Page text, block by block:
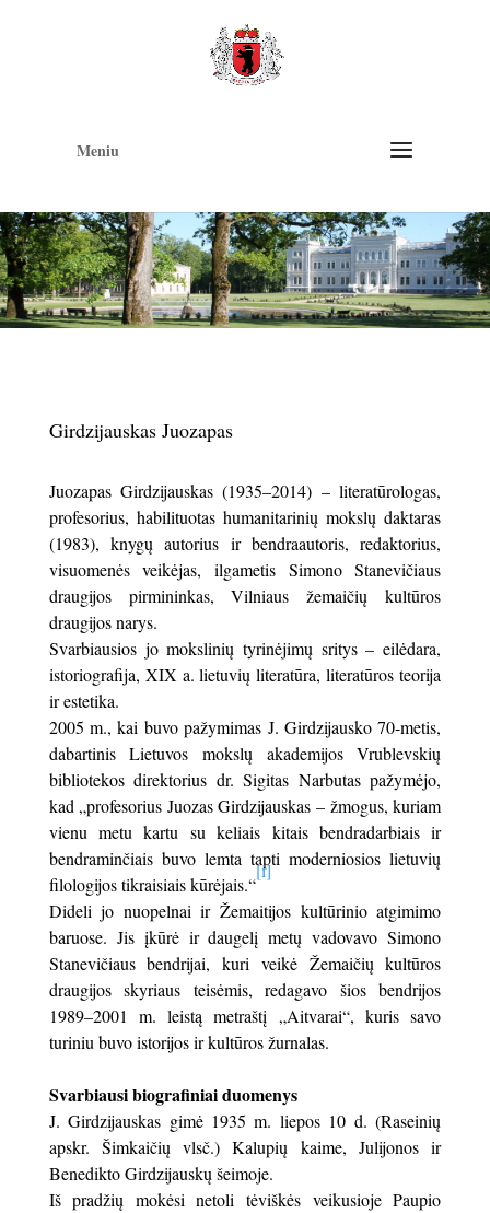
Meniu
Girdzijauskas Juozapas
Juozapas Girdzijauskas (1935–2014) – literatūrologas,
profesorius, habilituotas humanitarinių mokslų daktaras
(1983), knygų autorius ir bendraautoris, redaktorius,
visuomenės veikėjas, ilgametis Simono Stanevičiaus
draugijos pirmininkas, Vilniaus žemaičių kultūros
draugijos narys.
Svarbiausios jo mokslinių tyrinėjimų sritys – eilėdara,
istoriografija, XIX a. lietuvių literatūra, literatūros teorija
ir estetika.
2005 m., kai buvo pažymimas J. Girdzijausko 70-metis,
dabartinis Lietuvos mokslų akademijos Vrublevskių
bibliotekos direktorius dr. Sigitas Narbutas pažymėjo,
kad „profesorius Juozas Girdzijauskas – žmogus, kuriam
vienu metu kartu su keliais kitais bendradarbiais ir
bendraminčiais buvo lemta tapti moderniosios lietuvių
filologijos tikraisiais kūrėjais.“
[i]
Dideli jo nuopelnai ir Žemaitijos kultūrinio atgimimo
baruose. Jis įkūrė ir daugelį metų vadovavo Simono
Stanevičiaus bendrijai, kuri veikė Žemaičių kultūros
draugijos skyriaus teisėmis, redagavo šios bendrijos
1989–2001 m. leistą metraštį „Aitvarai“, kuris savo
turiniu buvo istorijos ir kultūros žurnalas.
Svarbiausi biografiniai duomenys
J. Girdzijauskas gimė 1935 m. liepos 10 d. (Raseinių
apskr. Šimkaičių vlsč.) Kalupių kaime, Julijonos ir
Benedikto Girdzijauskų šeimoje.
Iš pradžių mokėsi netoli tėviškės veikusioje Paupio